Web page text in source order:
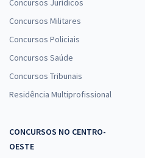
Concursos Jurídicos
Concursos Militares
Concursos Policiais
Concursos Saúde
Concursos Tribunais
Residência Multiprofissional
CONCURSOS NO CENTRO-
OESTE